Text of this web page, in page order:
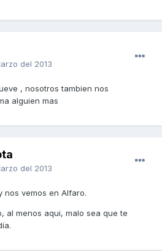
del 2013
, nosotros tambien nos
alguien mas
del 2013
nos vemos en Alfaro.
al menos aqui, malo sea que te